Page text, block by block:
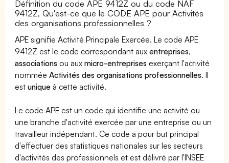
Définition du code APE 9412Z ou du code NAF
9412Z, Qu'est-ce que le CODE APE pour Activités
des organisations professionnelles ?
APE signifie Activité Principale Exercée. Le code APE
9412Z est le code correspondant auxentreprises,
associations ou auxmicro-entreprises exerçant l'activité
nomméeActivités des organisations professionnelles. Il
estunique à cette activité.
Le code APE est un code qui identifie une activité ou
une branche d'activité exercée par une entreprise ou un
travailleur indépendant. Ce code a pour but principal
d'effectuer des statistiques nationales sur les secteurs
d'activités des professionnels et est délivré par l'INSEE